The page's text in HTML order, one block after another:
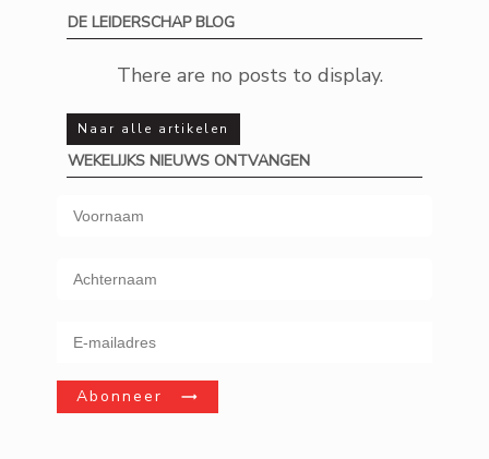
DE LEIDERSCHAP BLOG
Naar alle artikelen
WEKELIJKS NIEUWS ONTVANGEN
Abonneer